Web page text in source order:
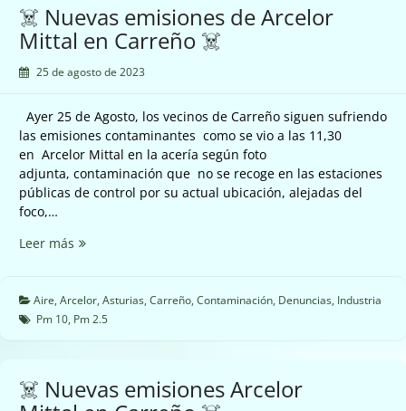
☠️
☠️ Nuevas emisiones de Arcelor
Mittal en Carreño ☠️
25 de agosto de 2023
Ayer 25 de Agosto, los vecinos de Carreño siguen sufriendo
las emisiones contaminantes como se vio a las 11,30
en Arcelor Mittal en la acería según foto
adjunta, contaminación que no se recoge en las estaciones
públicas de control por su actual ubicación, alejadas del
foco,…
Leer más ☠️
de
Arcelor
☠️
Aire, Arcelor, Asturias, Carreño, Contaminación, Denuncias, Industria
Pm 10, Pm 2.5
☠️ Nuevas emisiones Arcelor